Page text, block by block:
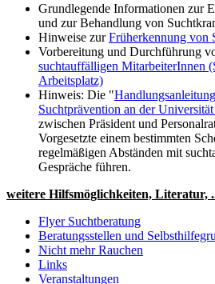
Grundlegende Informationen zur
und zur Behandlung von
Hinweise zurFrüherkennung von
Vorbereitung und Durchführung
suchtauffälligen MitarbeiterInnen
Arbeitsplatz)
Hinweis: Die "
Suchtprävention an der
zwischen Präsident und
Vorgesetzte einem bestimmten
regelmäßigen Abständen mit
Gespräche führen.
weitere Hilfsmöglichkeiten, Literatur,
Flyer Suchtberatung
Beratungsstellen und
Nicht mehr Rauchen
Links
Veranstaltungen